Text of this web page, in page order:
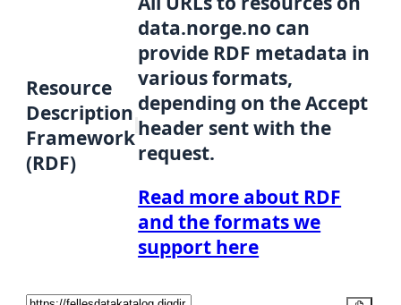
Resource
Description
Framework
(RDF)
data.norge.no can
provide RDF metadata in
various formats,
depending on the Accept
header sent with the
request.
Read more about RDF
and the formats we
support here